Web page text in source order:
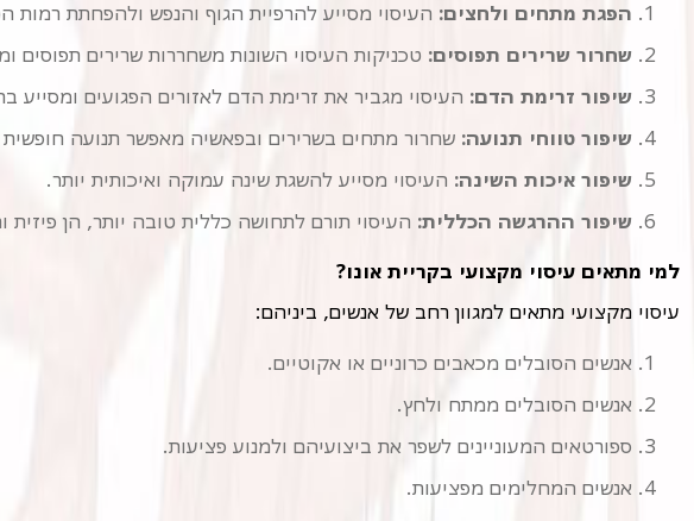
הפגת מתחים ולחצים: העיסוי מסייע להרפיית הגוף והנפש ולהפחתת רמות
שחרור שרירים תפוסים: טכניקות העיסוי השונות משחררות שרירים תפוסים
שיפור זרימת הדם: העיסוי מגביר את זרימת הדם לאזורים הפגועים ומסייע
שיפור טווחי תנועה: שחרור מתחים בשרירים ובפאשיה מאפשר תנועה חופשית
שיפור איכות השינה: העיסוי מסייע להשגת שינה עמוקה ואיכותית יותר.
שיפור ההרגשה הכללית: העיסוי תורם לתחושה כללית טובה יותר, הן פיזית
למי מתאים עיסוי מקצועי בקריית אונו?
עיסוי מקצועי מתאים למגוון רחב של אנשים, ביניהם:
אנשים הסובלים מכאבים כרוניים או אקוטיים.
אנשים הסובלים ממתח ולחץ.
ספורטאים המעוניינים לשפר את ביצועיהם ולמנוע פציעות.
אנשים המחלימים מפציעות.